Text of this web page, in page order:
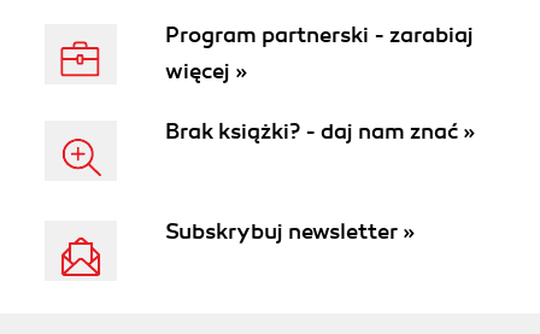
Program partnerski - zarabiaj
więcej »
Brak książki? - daj nam znać »
Subskrybuj newsletter »